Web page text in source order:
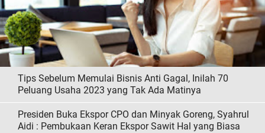
Tips Sebelum Memulai Bisnis Anti Gagal, Inilah 70
Peluang Usaha 2023 yang Tak Ada Matinya
Presiden Buka Ekspor CPO dan Minyak Goreng, Syahrul
Aidi : Pembukaan Keran Ekspor Sawit Hal yang Biasa